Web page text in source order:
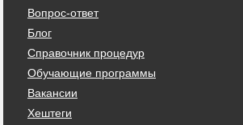
Вопрос-ответ
Блог
Справочник процедур
Обучающие программы
Вакансии
Хештеги